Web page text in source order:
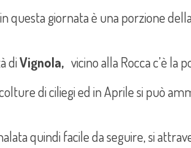
questa giornata è una porzione
diVignola, vicino alla Rocca c’è la
di ciliegi ed in Aprile si può
quindi facile da seguire, si